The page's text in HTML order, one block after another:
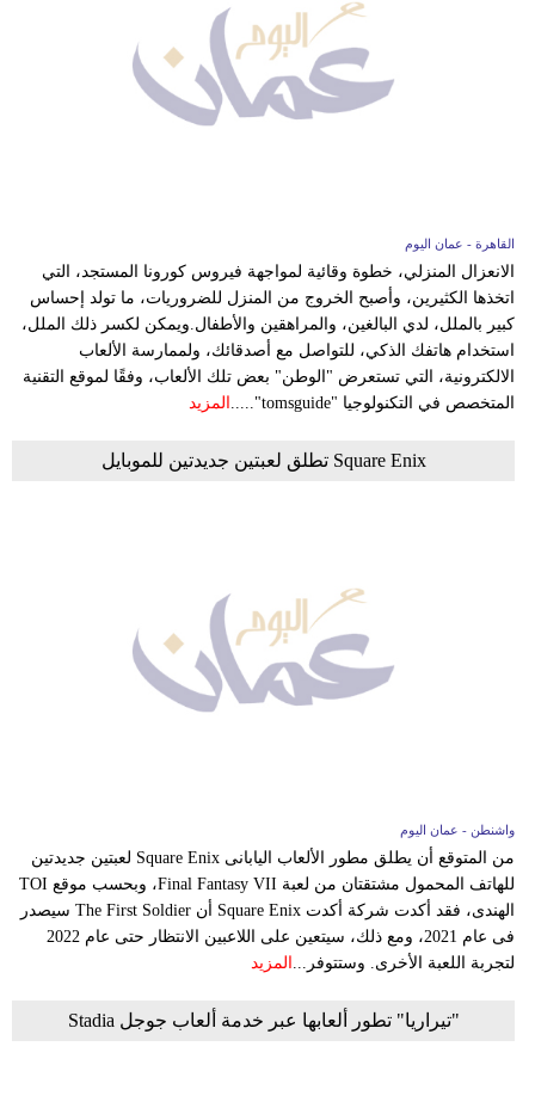
القاهرة - عمان اليوم
الانعزال المنزلي، خطوة وقائية لمواجهة فيروس كورونا المستجد، التي
اتخذها الكثيرين، وأصبح الخروج من المنزل للضروريات، ما تولد إحساس
كبير بالملل، لدي البالغين، والمراهقين والأطفال.ويمكن لكسر ذلك الملل،
استخدام هاتفك الذكي، للتواصل مع أصدقائك، ولممارسة الألعاب
الالكترونية، التي تستعرض "الوطن" بعض تلك الألعاب، وفقًا لموقع التقنية
المتخصص في التكنولوجيا "tomsguide".....
المزيد
Square Enix تطلق لعبتين جديدتين للموبايل
واشنطن - عمان اليوم
من المتوقع أن يطلق مطور الألعاب اليابانى Square Enix لعبتين جديدتين
للهاتف المحمول مشتقتان من لعبة Final Fantasy VII، وبحسب موقع TOI
الهندى، فقد أكدت شركة أكدت Square Enix أن The First Soldier سيصدر
فى عام 2021، ومع ذلك، سيتعين على اللاعبين الانتظار حتى عام 2022
لتجربة اللعبة الأخرى. وستتوفر...
المزيد
"تيراريا" تطور ألعابها عبر خدمة ألعاب جوجل Stadia